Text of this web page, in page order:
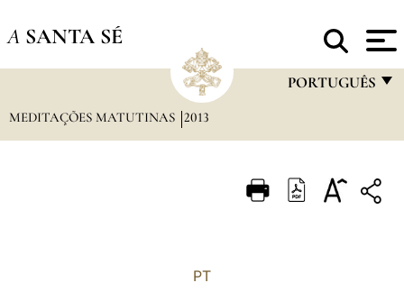
A SANTA SÉ
PORTUGUÊS
ITALIANO
MEDITAÇÕES MATUTINAS 2013
PT